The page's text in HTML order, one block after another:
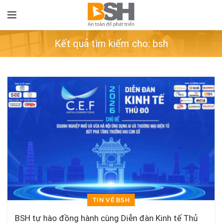
Kết quả tìm kiếm cho: bsh
TIN VỀ BSH
BSH tự hào đồng hành cùng Diễn đàn Kinh tế Thủ